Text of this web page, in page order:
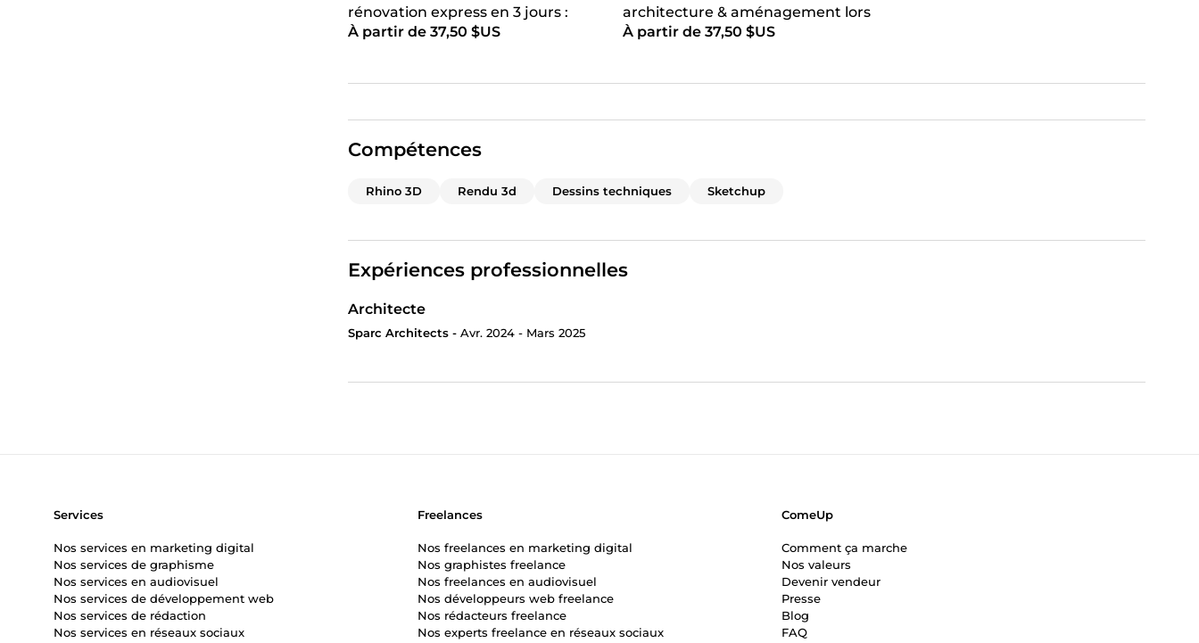
rénovation express en 3 jours :
relooker votre espace
À partir de 37,50 $US
architecture & aménagement lors
d'un appel de 30 min
À partir de 37,50 $US
Compétences
Rhino 3D Rendu 3d Dessins techniques Sketchup
Expériences professionnelles
Architecte
Sparc Architects - Avr. 2024 - Mars 2025
Services
Nos services en marketing digital
Nos services de graphisme
Nos services en audiovisuel
Nos services de développement web
Nos services de rédaction
Nos services en réseaux sociaux
Freelances
Nos freelances en marketing digital
Nos graphistes freelance
Nos freelances en audiovisuel
Nos développeurs web freelance
Nos rédacteurs freelance
Nos experts freelance en réseaux sociaux
ComeUp
Comment ça marche
Nos valeurs
Devenir vendeur
Presse
Blog
FAQ